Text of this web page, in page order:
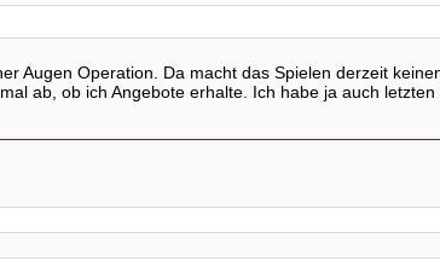
Augen Operation. Da macht das Spielen derzeit
ab, ob ich Angebote erhalte. Ich habe ja auch